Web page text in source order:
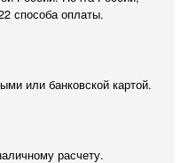
способа оплаты.
или банковской картой.
расчету.